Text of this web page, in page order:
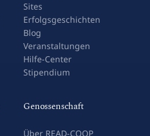
Sites
Erfolgsgeschichten
Blog
Veranstaltungen
Hilfe-Center
Stipendium
Genossenschaft
Über READ-COOP